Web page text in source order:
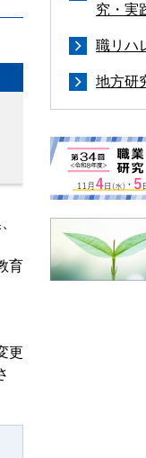
育
更
究・実
職リハ
地方研